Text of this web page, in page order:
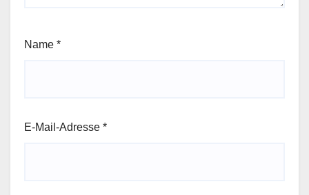
Name *
E-Mail-Adresse *